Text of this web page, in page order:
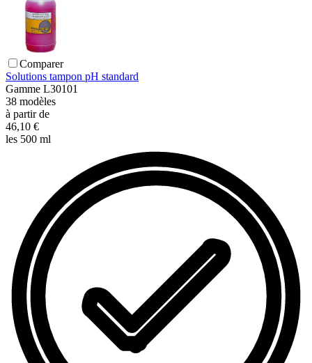
Comparer
Solutions tampon pH standard
Gamme L30101
38 modèles
à partir de
46,10 €
les 500 ml